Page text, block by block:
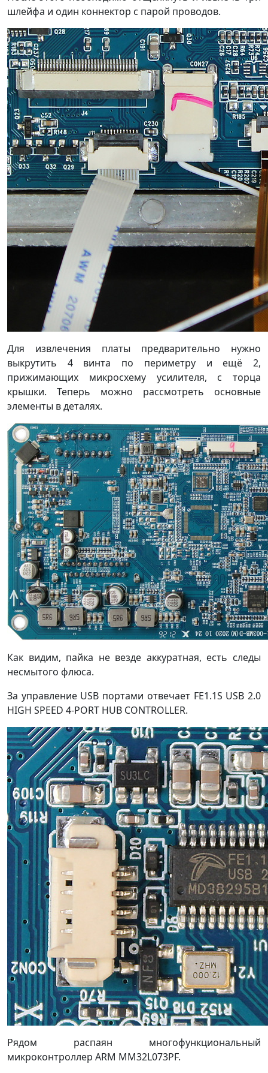
шлейфа и один коннектор с парой проводов.
Для извлечения платы предварительно нужно
выкрутить 4 винта по периметру и ещё 2,
прижимающих микросхему усилителя, с торца
крышки. Теперь можно рассмотреть основные
элементы в деталях.
Как видим, пайка не везде аккуратная, есть следы
несмытого флюса.
За управление USB портами отвечает FE1.1S USB 2.0
HIGH SPEED 4-PORT HUB CONTROLLER.
Рядом распаян многофункциональный
микроконтроллер ARM MM32L073PF.